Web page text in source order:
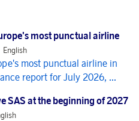
most punctual airline
English
most punctual airline in
report for July 2026, ...
SAS at the beginning of 2027